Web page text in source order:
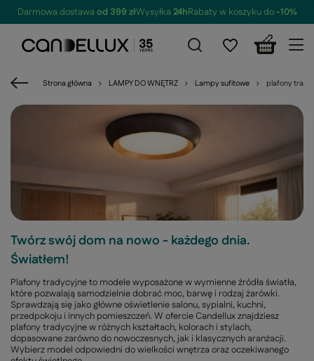
Darmowa dostawa od 399 złWysyłka 24hRabaty w koszyku do-10%
Strona główna LAMPY DO WNĘTRZ Lampy sufitowe plafony
Twórz swój dom na nowo - każdego dnia.
Światłem!
Plafony tradycyjne to modele wyposażone w wymienne źródła światła,
które pozwalają samodzielnie dobrać moc, barwę i rodzaj żarówki.
Sprawdzają się jako główne oświetlenie salonu, sypialni, kuchni,
przedpokoju i innych pomieszczeń. W ofercie Candellux znajdziesz
plafony tradycyjne w różnych kształtach, kolorach i stylach,
dopasowane zarówno do nowoczesnych, jak i klasycznych aranżacji.
Wybierz model odpowiedni do wielkości wnętrza oraz oczekiwanego